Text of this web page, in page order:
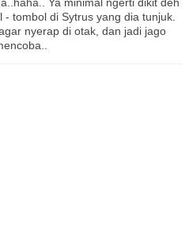
tombol di Sytrus yang dia tunjuk.
nyerap di otak, dan jadi jago